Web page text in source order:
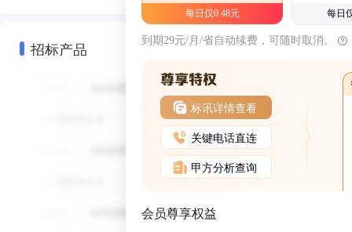
招标产品
每日仅0.48元 每日
到期29元/月/省自动续费，可随时取消。
标讯详情查看
关键电话直连
甲方分析查询
会员尊享权益